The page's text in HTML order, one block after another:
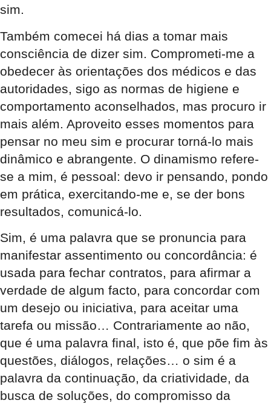
sim.
Também comecei há dias a tomar mais
consciência de dizer sim. Comprometi-me a
obedecer às orientações dos médicos e das
autoridades, sigo as normas de higiene e
comportamento aconselhados, mas procuro ir
mais além. Aproveito esses momentos para
pensar no meu sim e procurar torná-lo mais
dinâmico e abrangente. O dinamismo refere-
se a mim, é pessoal: devo ir pensando, pondo
em prática, exercitando-me e, se der bons
resultados, comunicá-lo.
Sim, é uma palavra que se pronuncia para
manifestar assentimento ou concordância: é
usada para fechar contratos, para afirmar a
verdade de algum facto, para concordar com
um desejo ou iniciativa, para aceitar uma
tarefa ou missão… Contrariamente ao não,
que é uma palavra final, isto é, que põe fim às
questões, diálogos, relações… o sim é a
palavra da continuação, da criatividade, da
busca de soluções, do compromisso da